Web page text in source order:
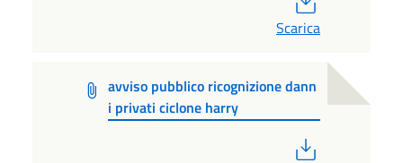
Scarica
avviso pubblico ricognizione dann
i privati ciclone harry